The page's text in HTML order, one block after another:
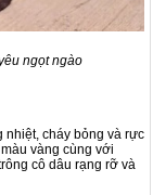
ngọt ngào
nhiệt, cháy bỏng và rực
vàng cùng với
cô dâu rạng rỡ và